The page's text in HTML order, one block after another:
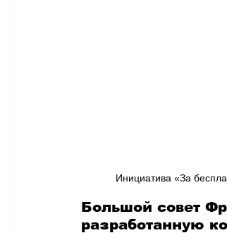
Инициатива «За
Большой совет
разработанную